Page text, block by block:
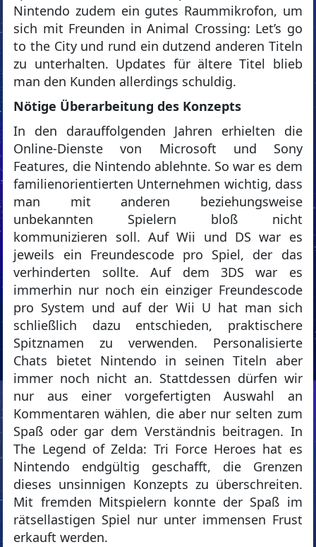
Nintendo zudem ein gutes Raummikrofon, um
sich mit Freunden in Animal Crossing: Let’s go
to the City und rund ein dutzend anderen Titeln
zu unterhalten. Updates für ältere Titel blieb
man den Kunden allerdings schuldig.
Nötige Überarbeitung des Konzepts
In den darauffolgenden Jahren erhielten die
Online-Dienste von Microsoft und Sony
Features, die Nintendo ablehnte. So war es dem
familienorientierten Unternehmen wichtig, dass
man mit anderen beziehungsweise
unbekannten Spielern bloß nicht
kommunizieren soll. Auf Wii und DS war es
jeweils ein Freundescode pro Spiel, der das
verhinderten sollte. Auf dem 3DS war es
immerhin nur noch ein einziger Freundescode
pro System und auf der Wii U hat man sich
schließlich dazu entschieden, praktischere
Spitznamen zu verwenden. Personalisierte
Chats bietet Nintendo in seinen Titeln aber
immer noch nicht an. Stattdessen dürfen wir
nur aus einer vorgefertigten Auswahl an
Kommentaren wählen, die aber nur selten zum
Spaß oder gar dem Verständnis beitragen. In
The Legend of Zelda: Tri Force Heroes hat es
Nintendo endgültig geschafft, die Grenzen
dieses unsinnigen Konzepts zu überschreiten.
Mit fremden Mitspielern konnte der Spaß im
rätsellastigen Spiel nur unter immensen Frust
erkauft werden.